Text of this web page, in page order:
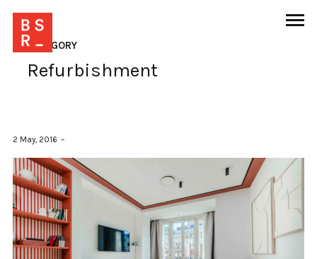
CATEGORY
Refurbishment
2 May, 2016